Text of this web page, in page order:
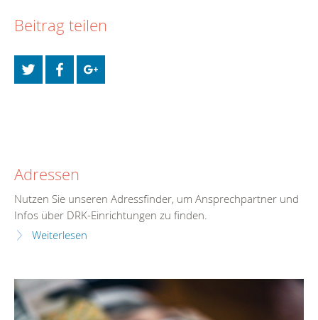
Beitrag teilen
Adressen
Nutzen Sie unseren Adressfinder, um Ansprechpartner und
Infos über DRK-Einrichtungen zu finden.
Weiterlesen